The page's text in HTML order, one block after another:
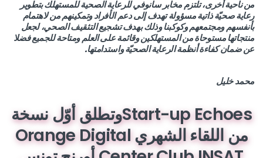
من ناحية أخرى، تلتزم مخابر سانوفي للرعاية الصحية للمستهلك بتطوير
رعاية صحيّة ذاتية مسؤولة تهدف إلى دعم الأفراد وتمكينهم من لاهتمام
بأنفسهم ومجتمعهم وكوكبنا وذلك بهدف تشجيع التثقيف الصحي، لجعل
منتجاتها مستوحاة من المستهلكين وقائمة على العلم ومتاحة للجميع فضلا
عن ضمان كفاءة أنظمة الرعاية الصحيّة واستدامتها.
محمد خليل
Start-up Echoesوتطلق أوّل نسخة
من اللقاء الشهري Orange Digital